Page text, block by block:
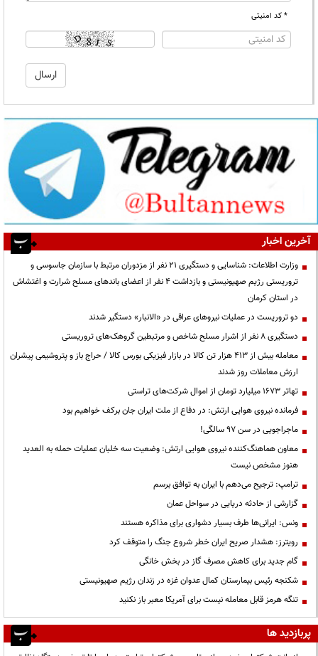
* کد امنیتی
آخرین اخبار
وزارت اطلاعات: شناسایی و دستگیری ۲۱ نفر از مزدوران مرتبط با سازمان جاسوسی و
تروریستی رژیم صهیونیستی و بازداشت ۴ نفر از اعضای باندهای مسلح شرارت و اغتشاش
در استان کرمان
دو تروریست در عملیات نیروهای عراقی در «الانبار» دستگیر شدند
دستگیری ۸ نفر از اشرار مسلح شاخص و مرتبطین گروهک‌های تروریستی
معامله بیش از ۴۱۳ هزار تن کالا در بازار فیزیکی بورس کالا / حراج باز و پتروشیمی پیشران
ارزش معاملات روز شدند
تهاتر ۱۶۷۳ میلیارد تومان از اموال شرکت‌های تراستی
فرمانده نیروی هوایی ارتش: در دفاع از ملت ایران جان برکف خواهیم بود
ماجراجویی در سن ۹۷ سالگی!
معاون هماهنگ‌کننده نیروی هوایی ارتش: وضعیت سه خلبان عملیات حمله به العدید
هنوز مشخص نیست
ترامپ: ترجیح می‌دهم با ایران به توافق برسم
گزارشی از حادثه دریایی در سواحل عمان
ونس: ایرانی‌ها طرف بسیار دشواری برای مذاکره هستند
رویترز: هشدار صریح ایران خطر شروع جنگ را متوقف کرد
گام جدید برای کاهش مصرف گاز در بخش خانگی
شکنجه رئیس بیمارستان کمال عدوان غزه در زندان رژیم صهیونیستی
تنگه هرمز قابل معامله نیست برای آمریکا معبر باز نکنید
پربازدید ها